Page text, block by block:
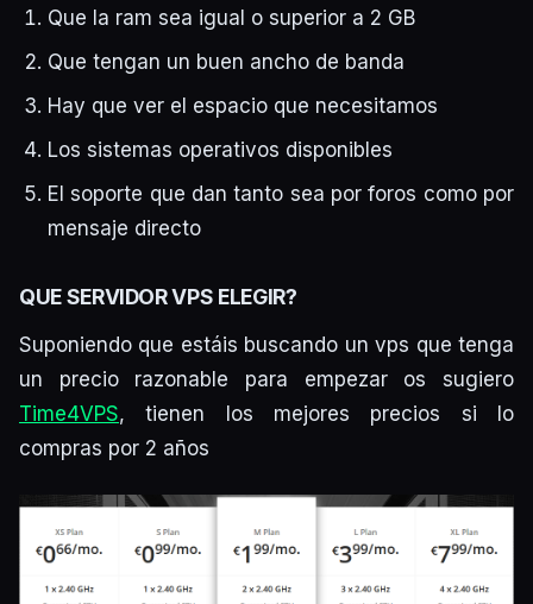
Que la ram sea igual o superior a 2 GB
Que tengan un buen ancho de banda
Hay que ver el espacio que necesitamos
Los sistemas operativos disponibles
El soporte que dan tanto sea por foros como por
mensaje directo
QUE SERVIDOR VPS ELEGIR?
Suponiendo que estáis buscando un vps que tenga
un precio razonable para empezar os sugiero
Time4VPS, tienen los mejores precios si lo
compras por 2 años